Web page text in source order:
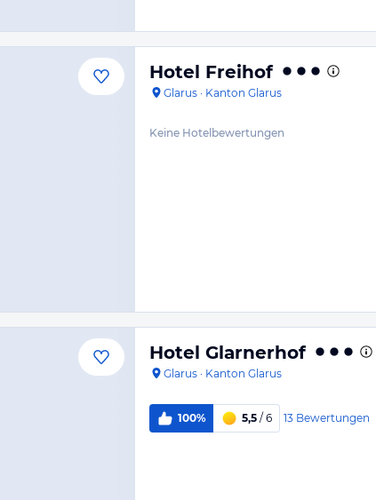
Hotel Freihof
Glarus · Kanton Glarus
Keine Hotelbewertungen
Hotel Glarnerhof
Glarus · Kanton Glarus
100% 5,5 / 6 13 Bewertungen